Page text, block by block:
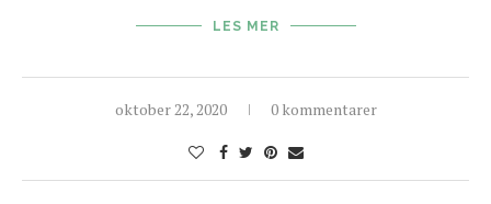
LES MER
oktober 22, 2020 0 kommentarer